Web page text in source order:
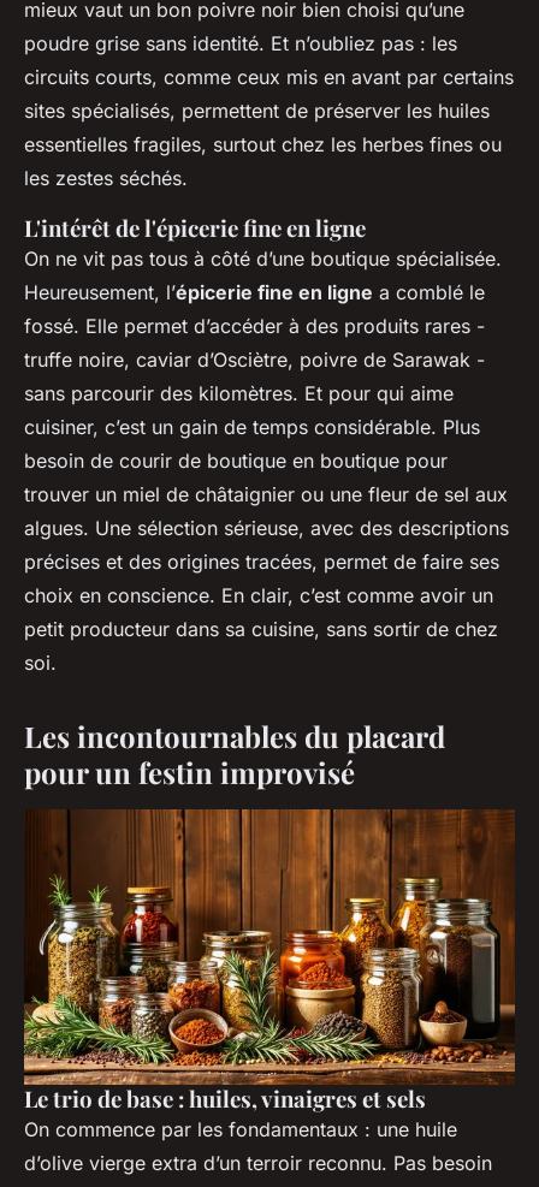
mieux vaut un bon poivre noir bien choisi qu’une
poudre grise sans identité. Et n’oubliez pas : les
circuits courts, comme ceux mis en avant par certains
sites spécialisés, permettent de préserver les huiles
essentielles fragiles, surtout chez les herbes fines ou
les zestes séchés.
L'intérêt de l'épicerie fine en ligne
On ne vit pas tous à côté d’une boutique spécialisée.
Heureusement, l’épicerie fine en ligne a comblé le
fossé. Elle permet d’accéder à des produits rares -
truffe noire, caviar d’Osciètre, poivre de Sarawak -
sans parcourir des kilomètres. Et pour qui aime
cuisiner, c’est un gain de temps considérable. Plus
besoin de courir de boutique en boutique pour
trouver un miel de châtaignier ou une fleur de sel aux
algues. Une sélection sérieuse, avec des descriptions
précises et des origines tracées, permet de faire ses
choix en conscience. En clair, c’est comme avoir un
petit producteur dans sa cuisine, sans sortir de chez
soi.
Les incontournables du placard
pour un festin improvisé
Le trio de base : huiles, vinaigres et sels
On commence par les fondamentaux : une huile
d’olive vierge extra d’un terroir reconnu. Pas besoin